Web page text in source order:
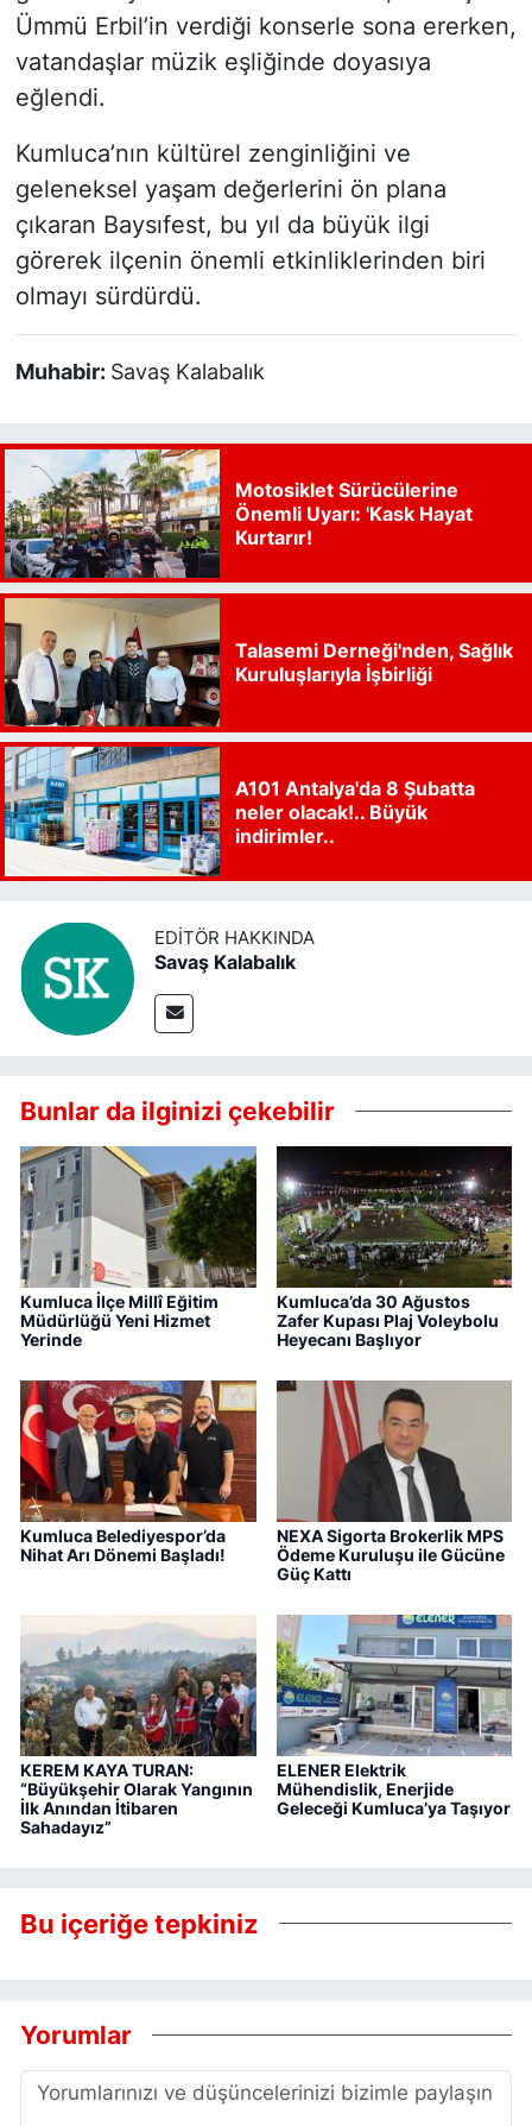
Ümmü Erbil’in verdiği konserle sona ererken,
vatandaşlar müzik eşliğinde doyasıya
eğlendi.
Kumluca’nın kültürel zenginliğini ve
geleneksel yaşam değerlerini ön plana
çıkaran Baysıfest, bu yıl da büyük ilgi
görerek ilçenin önemli etkinliklerinden biri
olmayı sürdürdü.
Muhabir: Savaş Kalabalık
Motosiklet Sürücülerine
Önemli Uyarı: 'Kask Hayat
Kurtarır!
Talasemi Derneği'nden, Sağlık
Kuruluşlarıyla İşbirliği
A101 Antalya'da 8 Şubatta
neler olacak!.. Büyük
indirimler..
EDITÖR HAKKINDA
Savaş Kalabalık
Bunlar da ilginizi çekebilir
Kumluca İlçe Millî Eğitim
Müdürlüğü Yeni Hizmet
Yerinde
Kumluca’da 30 Ağustos
Zafer Kupası Plaj Voleybolu
Heyecanı Başlıyor
Kumluca Belediyespor’da
Nihat Arı Dönemi Başladı!
NEXA Sigorta Brokerlik MPS
Ödeme Kuruluşu ile Gücüne
Güç Kattı
KEREM KAYA TURAN:
“Büyükşehir Olarak Yangının
İlk Anından İtibaren
Sahadayız”
ELENER Elektrik
Mühendislik, Enerjide
Geleceği Kumluca’ya Taşıyor
Bu içeriğe tepkiniz
Yorumlar